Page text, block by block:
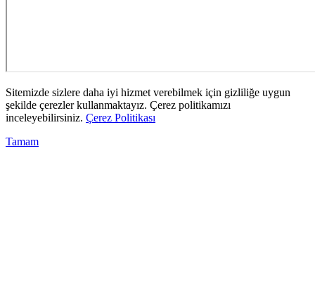
Sitemizde sizlere daha iyi hizmet verebilmek için gizliliğe uygun
şekilde çerezler kullanmaktayız. Çerez politikamızı
inceleyebilirsiniz. Çerez Politikası
Tamam